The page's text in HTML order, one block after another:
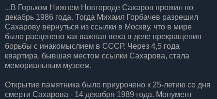
...В Горьком Нижнем Новгороде Сахаров прожил по
декабрь 1986 года. Тогда Михаил Горбачев разрешил
Сахарову вернуться из ссылки в Москву, что в мире
было расценено как важная веха в деле прекращения
борьбы с инакомыслием в СССР. Через 4,5 года
квартира, бывшая местом ссылки Сахарова, стала
мемориальным музеем.
Открытие памятника было приурочено к 25-летию со дня
смерти Сахарова - 14 декабря 1989 года. Монумент